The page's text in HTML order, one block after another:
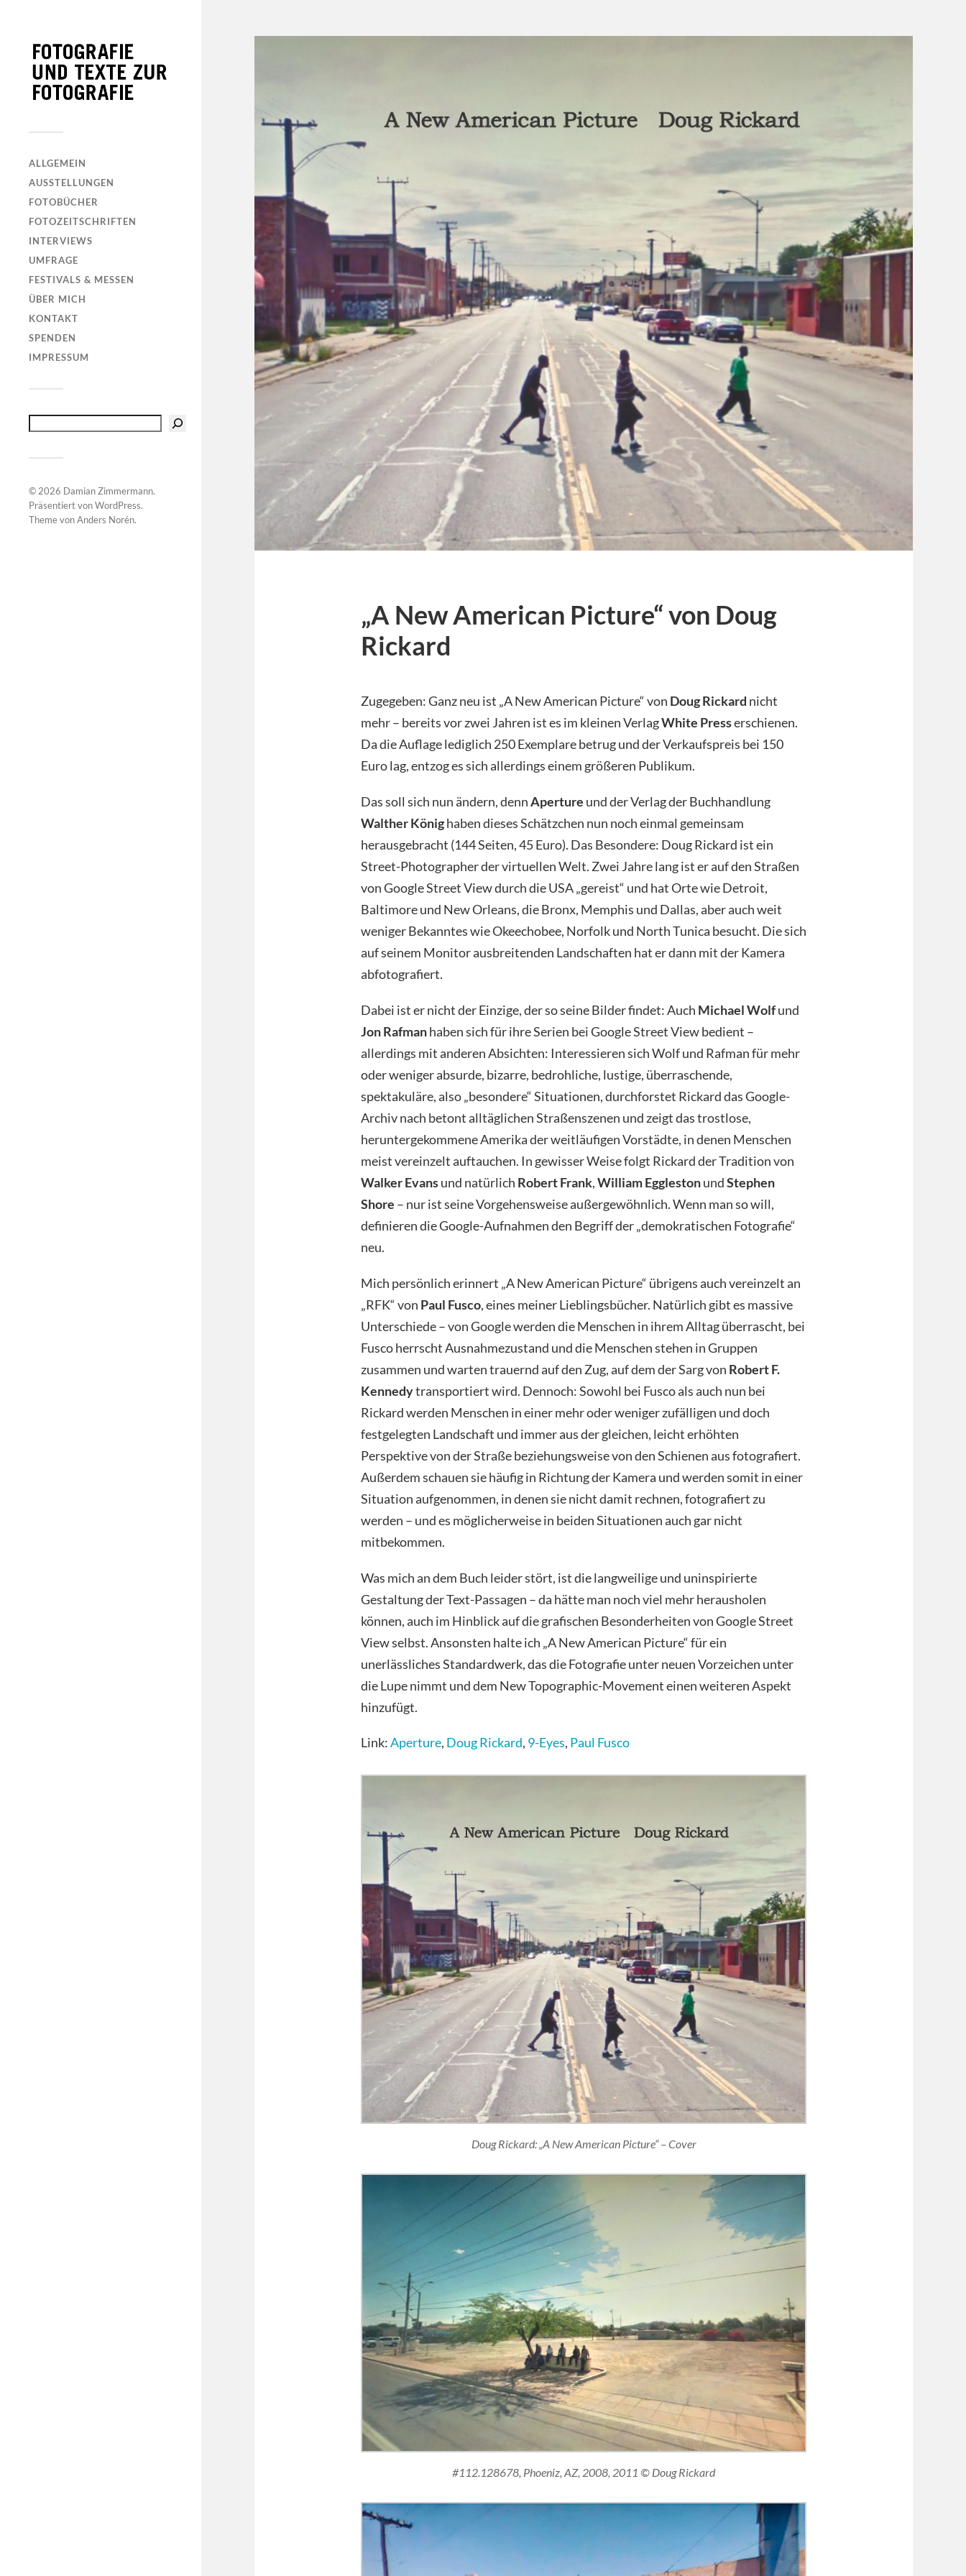
ALLGEMEIN
AUSSTELLUNGEN
FOTOBÜCHER
FOTOZEITSCHRIFTEN
INTERVIEWS
UMFRAGE
FESTIVALS & MESSEN
ÜBER MICH
KONTAKT
SPENDEN
IMPRESSUM
© 2026 Damian Zimmermann.
Präsentiert vonWordPress.
Theme vonAnders Norén.
„A New American Picture“ von Doug
Rickard
Zugegeben: Ganz neu ist „A New American Picture“ von Doug Rickard nicht
mehr – bereits vor zwei Jahren ist es im kleinen VerlagWhite Presserschienen.
Da die Auflage lediglich 250 Exemplare betrug und der Verkaufspreis bei 150
Euro lag, entzog es sich allerdings einem größeren Publikum.
Das soll sich nun ändern, dennAperture und der Verlag der Buchhandlung
Walther Könighaben dieses Schätzchen nun noch einmal gemeinsam
herausgebracht (144 Seiten, 45 Euro). Das Besondere: Doug Rickard ist ein
Street-Photographer der virtuellen Welt. Zwei Jahre lang ist er auf den Straßen
von Google Street View durch die USA „gereist“ und hat Orte wie Detroit,
Baltimore und New Orleans, die Bronx, Memphis und Dallas, aber auch weit
weniger Bekanntes wie Okeechobee, Norfolk und North Tunica besucht. Die sich
auf seinem Monitor ausbreitenden Landschaften hat er dann mit der Kamera
abfotografiert.
Dabei ist er nicht der Einzige, der so seine Bilder findet: Auch Michael Wolfund
Jon Rafmanhaben sich für ihre Serien bei Google Street View bedient –
allerdings mit anderen Absichten: Interessieren sich Wolf und Rafman für mehr
oder weniger absurde, bizarre, bedrohliche, lustige, überraschende,
spektakuläre, also „besondere“ Situationen, durchforstet Rickard das Google-
Archiv nach betont alltäglichen Straßenszenen und zeigt das trostlose,
heruntergekommene Amerika der weitläufigen Vorstädte, in denen Menschen
meist vereinzelt auftauchen. In gewisser Weise folgt Rickard der Tradition von
Walker Evansund natürlich Robert Frank,William EgglestonundStephen
Shore – nur ist seine Vorgehensweise außergewöhnlich. Wenn man so will,
definieren die Google-Aufnahmen den Begriff der „demokratischen Fotografie“
neu.
Mich persönlich erinnert „A New American Picture“ übrigens auch vereinzelt an
„RFK“ von Paul Fusco, eines meiner Lieblingsbücher. Natürlich gibt es massive
Unterschiede – von Google werden die Menschen in ihrem Alltag überrascht, bei
Fusco herrscht Ausnahmezustand und die Menschen stehen in Gruppen
zusammen und warten trauernd auf den Zug, auf dem der Sarg von Robert F.
Kennedytransportiert wird. Dennoch: Sowohl bei Fusco als auch nun bei
Rickard werden Menschen in einer mehr oder weniger zufälligen und doch
festgelegten Landschaft und immer aus der gleichen, leicht erhöhten
Perspektive von der Straße beziehungsweise von den Schienen aus fotografiert.
Außerdem schauen sie häufig in Richtung der Kamera und werden somit in einer
Situation aufgenommen, in denen sie nicht damit rechnen, fotografiert zu
werden – und es möglicherweise in beiden Situationen auch gar nicht
mitbekommen.
Was mich an dem Buch leider stört, ist die langweilige und uninspirierte
Gestaltung der Text-Passagen – da hätte man noch viel mehr herausholen
können, auch im Hinblick auf die grafischen Besonderheiten von Google Street
View selbst. Ansonsten halte ich „A New American Picture“ für ein
unerlässliches Standardwerk, das die Fotografie unter neuen Vorzeichen unter
die Lupe nimmt und dem New Topographic-Movement einen weiteren Aspekt
hinzufügt.
Link:Aperture, Doug Rickard, 9-Eyes, Paul Fusco
Doug Rickard: „A New American Picture“ – Cover
#112.128678, Phoeniz, AZ, 2008, 2011 © Doug Rickard